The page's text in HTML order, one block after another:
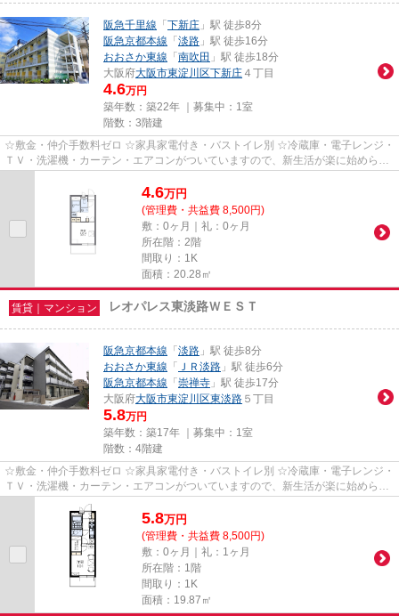
阪急千里線 「 下新庄 」駅 徒歩8分
阪急京都本線 「 淡路 」駅 徒歩16分
おおさか東線 「 南吹田 」駅 徒歩18分
大阪府大阪市東淀川区下新庄 ４丁目
4.6万円
築年数：築22年 ｜募集中： 1室
階数：3階建
☆敷金・仲介手数料ゼロ ☆家具家電付き・バストイレ別 ☆冷蔵庫・電子レンジ・
ＴＶ・洗濯機・カーテン・エアコンがついていますので、新生活が楽に始められ
4.6万円
(管理費・共益費 8,500円)
敷：0ヶ月｜礼：0ヶ月
所在階：2階
間取り：1K
面積：20.28㎡
賃貸｜マンション レオパレス東淡路ＷＥＳＴ
阪急京都本線 「 淡路 」駅 徒歩8分
おおさか東線 「 ＪＲ淡路 」駅 徒歩6分
阪急京都本線 「 崇禅寺 」駅 徒歩17分
大阪府大阪市東淀川区東淡路 ５丁目
5.8万円
築年数：築17年 ｜募集中： 1室
階数：4階建
☆敷金・仲介手数料ゼロ ☆家具家電付き・バストイレ別 ☆冷蔵庫・電子レンジ・
ＴＶ・洗濯機・カーテン・エアコンがついていますので、新生活が楽に始められ
5.8万円
(管理費・共益費 8,500円)
敷：0ヶ月｜礼：1ヶ月
所在階：1階
間取り：1K
面積：19.87㎡